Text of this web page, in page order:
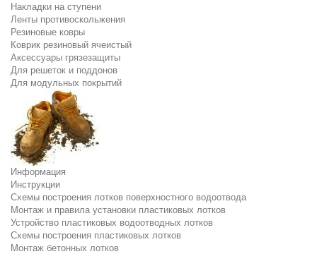
Накладки на ступени
Ленты противоскольжения
Резиновые ковры
Коврик резиновый ячеистый
Аксессуары грязезащиты
Для решеток и поддонов
Для модульных покрытий
Информация
Инструкции
Схемы построения лотков поверхностного водоотвода
Монтаж и правила установки пластиковых лотков
Устройство пластиковых водоотводных лотков
Схемы построения пластиковых лотков
Монтаж бетонных лотков